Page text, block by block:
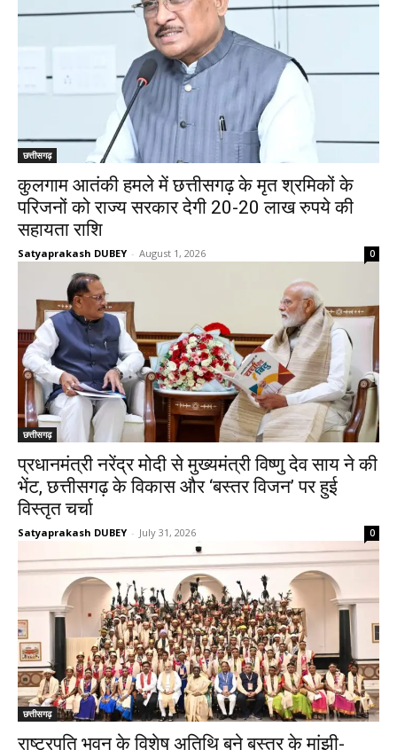
छत्तीसगढ़
कुलगाम आतंकी हमले में छत्तीसगढ़ के मृत श्रमिकों के
परिजनों को राज्य सरकार देगी 20-20 लाख रुपये की
सहायता राशि
Satyaprakash DUBEY - August 1, 2026 0
छत्तीसगढ़
प्रधानमंत्री नरेंद्र मोदी से मुख्यमंत्री विष्णु देव साय ने की
भेंट, छत्तीसगढ़ के विकास और ‘बस्तर विजन’ पर हुई
विस्तृत चर्चा
Satyaprakash DUBEY - July 31, 2026 0
छत्तीसगढ़
राष्ट्रपति भवन के विशेष अतिथि बने बस्तर के मांझी-